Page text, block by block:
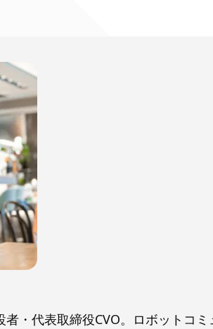
・代表取締役CVO。ロボットコ